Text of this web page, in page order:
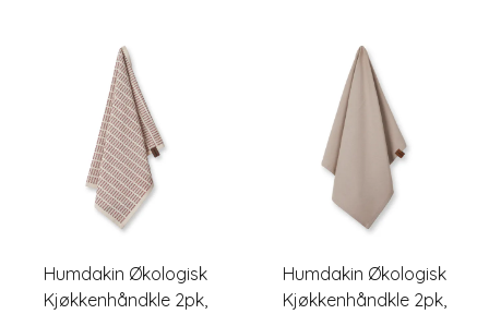
Humdakin Økologisk
Kjøkkenhåndkle 2pk,
Humdakin Økologisk
Kjøkkenhåndkle 2pk,